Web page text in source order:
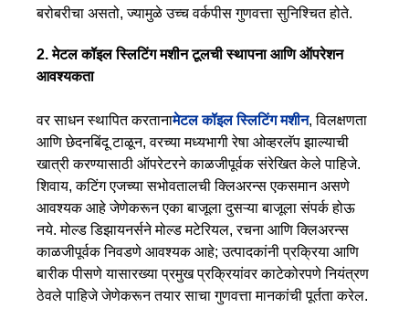
बरोबरीचा असतो, ज्यामुळे उच्च वर्कपीस गुणवत्ता सुनिश्चित होते.
2. मेटल कॉइल स्लिटिंग मशीन टूलची स्थापना आणि ऑपरेशन
आवश्यकता
वर साधन स्थापित करतानामेटल कॉइल स्लिटिंग मशीन, विलक्षणता
आणि छेदनबिंदू टाळून, वरच्या मध्यभागी रेषा ओव्हरलॅप झाल्याची
खात्री करण्यासाठी ऑपरेटरने काळजीपूर्वक संरेखित केले पाहिजे.
शिवाय, कटिंग एजच्या सभोवतालची क्लिअरन्स एकसमान असणे
आवश्यक आहे जेणेकरून एका बाजूला दुसऱ्या बाजूला संपर्क होऊ
नये. मोल्ड डिझायनर्सने मोल्ड मटेरियल, रचना आणि क्लिअरन्स
काळजीपूर्वक निवडणे आवश्यक आहे; उत्पादकांनी प्रक्रिया आणि
बारीक पीसणे यासारख्या प्रमुख प्रक्रियांवर काटेकोरपणे नियंत्रण
ठेवले पाहिजे जेणेकरून तयार साचा गुणवत्ता मानकांची पूर्तता करेल.